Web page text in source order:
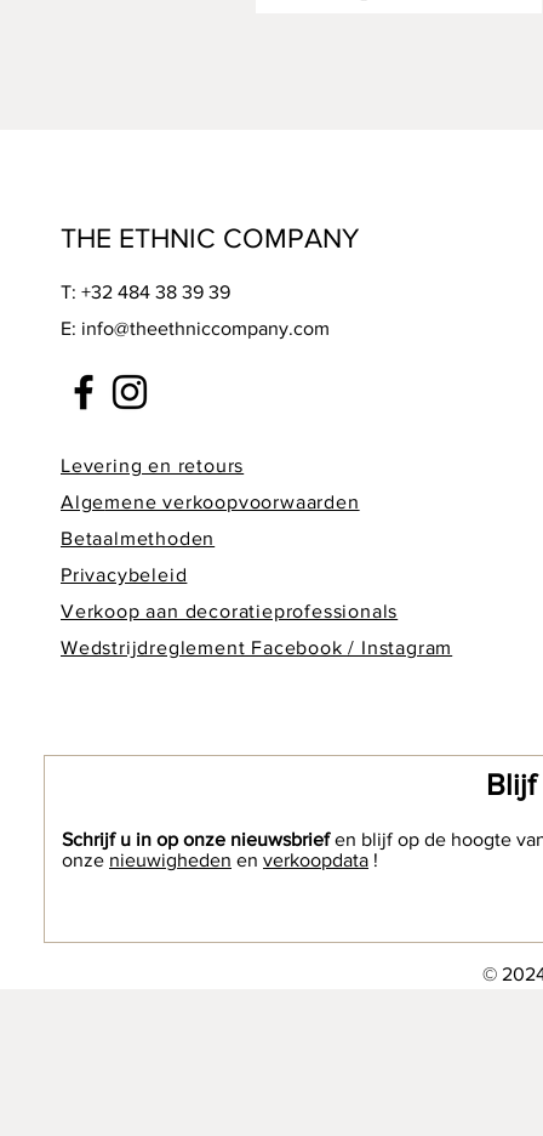
THE ETHNIC COMPANY
T: +32 484 38 39 39
E: info@theethniccompany.com
Levering en retours
Algemene verkoopvoorwaarden
Betaalmethoden
Privacybeleid
Verkoop aan decoratieprofessionals
Wedstrijdreglement Facebook / Instagram
Schrijf u in op onze nieuwsbriefen blijf op de hoogte
onze nieuwigheden en verkoopdata !
© 2024 The